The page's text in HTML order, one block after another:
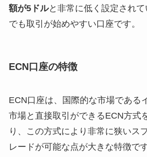
額が5ドルと非常に低く設定され
でも取引が始めやすい口座です。
ECN口座の特徴
ECN口座は、国際的な市場である
市場と直接取引ができるECN方式
り、この方式により非常に狭いス
レードが可能な点が大きな特徴です